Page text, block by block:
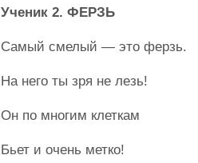
Ученик 2. ФЕРЗЬ
Самый смелый — это ферзь.
На него ты зря не лезь!
Он по многим клеткам
Бьет и очень метко!